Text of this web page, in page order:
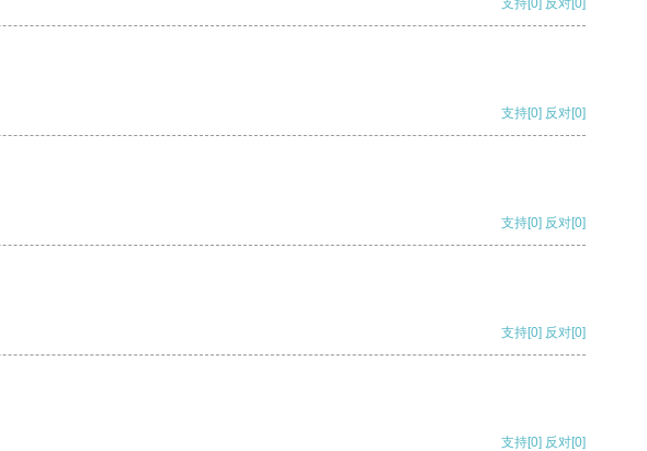
支持 [0] 反对 [0]
支持[0] 反对[0]
支持[0] 反对[0]
支持[0] 反对[0]
支持[0] 反对[0]